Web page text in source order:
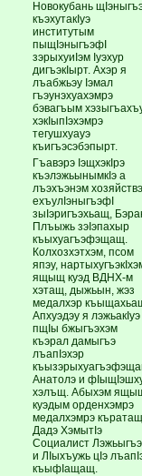
Новокубань
къэхутакIуэ
институтым
пыщIэныгъэфI
зэрыхуиIэм Iуэхур
дигъэкIырт. Ахэр я
лъабжьэу Iэмал
гъэунэхуахэмрэ
бэвагъым
хэкIыпIэхэмрэ
тегушхуауэ
къигъэсэбэпырт.
Гъавэрэ IэщхэкIрэ
къэлэжьынымкIэ а
лъэхъэнэм
ехъулIэныгъэфI
зыIэригъэхьащ,
Плъыжь зэIэпахыр
къыхуагъэфэщащ.
Колхозхэтхэм, псом
япэу,
ящыщ куэд ВДНХ-м
хэтащ, дыжьын, жэз
медалхэр
Апхуэдэу я лэжьакIуэ
пщIы бжыгъэхэм
къэрал дамыгъэ
лъапIэхэр
Анатолэ и
хэлъщ. Абыхэм
куэдым орденхэмрэ
медалхэмрэ
Дадэ ХэмытIэ
Социалист
и ЛIыхъужь цIэ
къыфIащащ.